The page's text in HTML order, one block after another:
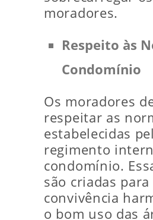
moradores.
Respeito às
Condomínio
Os moradores
respeitar as
estabelecidas
regimento
condomínio.
são criadas
convivência
o bom uso das